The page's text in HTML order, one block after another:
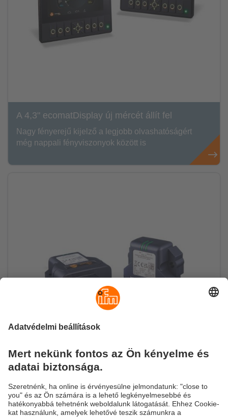
A 4,3" ecomatDisplay új mércét állít fel
Nagy fényerejű kijelző a legjobb olvashatóságért
még nappali fényviszonyok között is
CANwireless: hatékony, helyi M2M-
párbeszéd